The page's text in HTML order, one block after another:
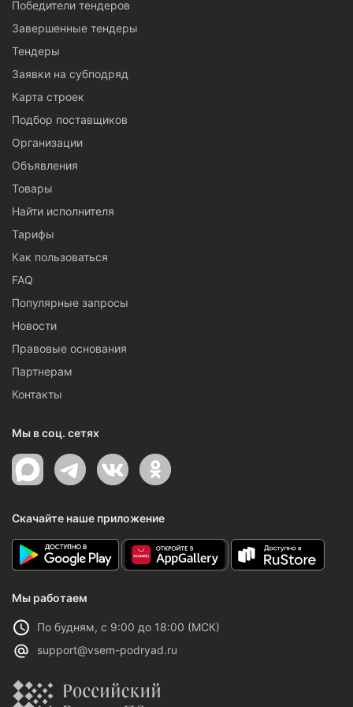
строительство, но и на ремонт или модернизацию дорог,
тротуаров, парковых зон и площадей.
Победители тендеров
Завершенные тендеры
Тендеры
Заявки на субподряд
Карта строек
Подбор поставщиков
Организации
Объявления
Товары
Найти исполнителя
Тарифы
Как пользоваться
FAQ
Популярные запросы
Новости
Правовые основания
Партнерам
Контакты
Мы в соц. сетях
Скачайте наше приложение
Мы работаем
По будням, с 9:00 до 18:00 (МСК)
support@vsem-podryad.ru